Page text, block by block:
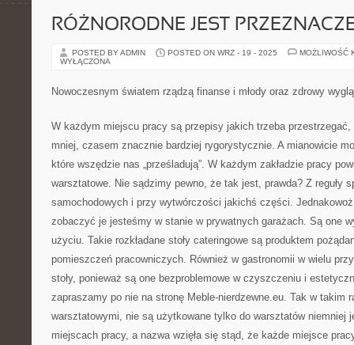
RÓŻNORODNE JEST
POSTED BY ADMIN POSTED ON WRZ - 19 - 2025
MOŻLIWOŚĆ
WYŁĄCZONA
Nowoczesnym światem rządzą finanse i młody oraz zdrowy
W każdym miejscu pracy są przepisy jakich trzeba
mniej, czasem znacznie bardziej rygorystycznie. A mianowicie
które wszędzie nas „prześladują”. W każdym zakładzie pracy
warsztatowe. Nie sądzimy pewno, że tak jest, prawda? Z reguły
samochodowych i przy wytwórczości jakichś części.
zobaczyć je jesteśmy w stanie w prywatnych garażach. Są one
użyciu. Takie rozkładane stoły cateringowe są produktem
pomieszczeń pracowniczych. Również w gastronomii w wielu
stoły, ponieważ są one bezproblemowe w czyszczeniu i
zapraszamy po nie na stronę Meble-nierdzewne.eu. Tak w takim
warsztatowymi, nie są użytkowane tylko do warsztatów niemniej
miejscach pracy, a nazwa wzięła się stąd, że każde miejsce